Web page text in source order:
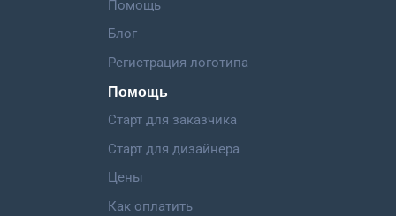
Помощь
Блог
Регистрация логотипа
Помощь
Старт для заказчика
Старт для дизайнера
Цены
Как оплатить